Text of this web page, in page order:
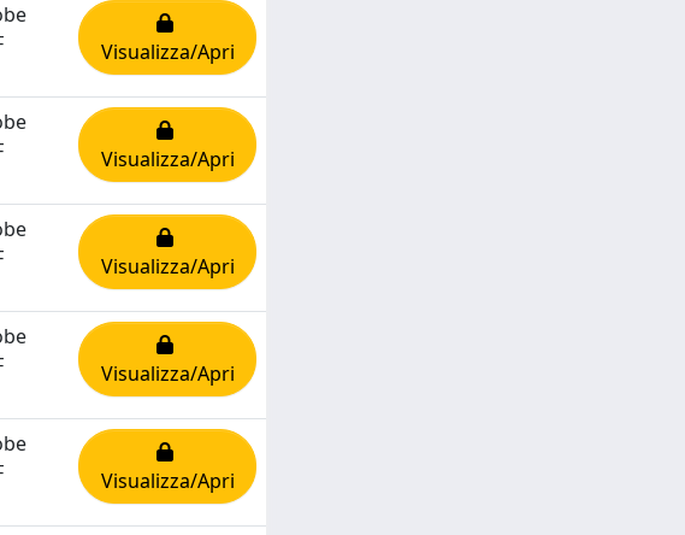
Visualizza/Apri
Visualizza/Apri
Visualizza/Apri
Visualizza/Apri
Visualizza/Apri